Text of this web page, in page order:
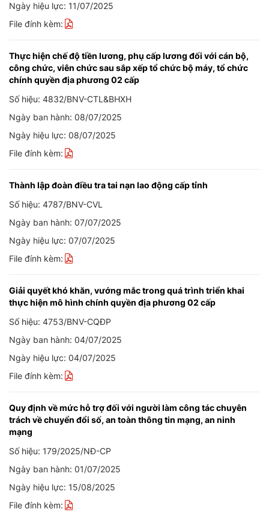
Ngày hiệu lực: 11/07/2025
File đính kèm:
Thực hiện chế độ tiền lương, phụ cấp lương đối với cán bộ,
công chức, viên chức sau sắp xếp tổ chức bộ máy, tổ chức
chính quyền địa phương 02 cấp
Số hiệu: 4832/BNV-CTL&BHXH
Ngày ban hành: 08/07/2025
Ngày hiệu lực: 08/07/2025
File đính kèm:
Thành lập đoàn điều tra tai nạn lao động cấp tỉnh
Số hiệu: 4787/BNV-CVL
Ngày ban hành: 07/07/2025
Ngày hiệu lực: 07/07/2025
File đính kèm:
Giải quyết khó khăn, vướng mắc trong quá trình triển khai
thực hiện mô hình chính quyền địa phương 02 cấp
Số hiệu: 4753/BNV-CQĐP
Ngày ban hành: 04/07/2025
Ngày hiệu lực: 04/07/2025
File đính kèm:
Quy định về mức hỗ trợ đối với người làm công tác chuyên
trách về chuyển đổi số, an toàn thông tin mạng, an ninh
mạng
Số hiệu: 179/2025/NĐ-CP
Ngày ban hành: 01/07/2025
Ngày hiệu lực: 15/08/2025
File đính kèm: